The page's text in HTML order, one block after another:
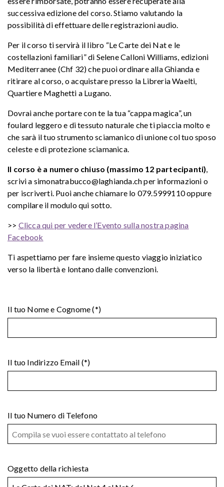
successiva edizione del corso. Stiamo valutando la
possibilità di effettuare delle registrazioni audio.
Per il corso ti servirà il libro “Le Carte dei Nat e le
costellazioni familiari” di Selene Calloni Williams, edizioni
Mediterranee (Chf 32) che puoi ordinare alla Ghianda e
ritirare al corso, o acquistare presso la Libreria Waelti,
Quartiere Maghetti a Lugano.
Dovrai anche portare con te la tua “cappa magica”, un
foulard leggero e di tessuto naturale che ti piaccia molto e
che sarà il tuo strumento sciamanico di unione col tuo sposo
celeste e di protezione sciamanica.
Il corso è a numero chiuso (massimo 12 partecipanti),
scrivi a simonatrabucco@laghianda.ch per informazioni o
per iscriverti. Puoi anche chiamare lo 079.5999110 oppure
compilare il modulo qui sotto.
>> Clicca qui per vedere l’Evento sulla nostra pagina
Facebook
Ti aspettiamo per fare insieme questo viaggio iniziatico
verso la libertà e lontano dalle convenzioni.
Il tuo Nome e Cognome (*)
Il tuo Indirizzo Email (*)
Il tuo Numero di Telefono
Oggetto della richiesta